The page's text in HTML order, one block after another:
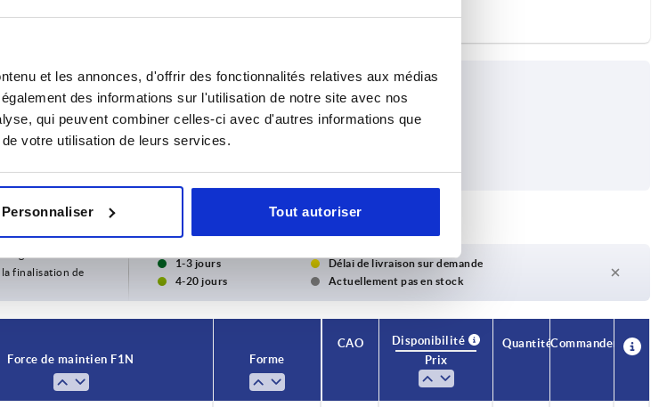
et les annonces, d'offrir des fonctionnalités relatives aux médias
des informations sur l'utilisation de notre site avec nos
qui peuvent combiner celles-ci avec d'autres informations que
votre utilisation de leurs services.
Personnaliser Tout autoriser
La date
la finalisation de
1-3 jours
Délai de livraison sur demande
4-20 jours
Actuellement pas en stock
Force de maintien F1 N Forme
CAO
Disponibilité
Prix
QuantitéCommander